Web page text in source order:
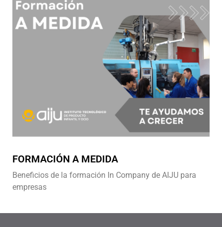
FORMACIÓN A MEDIDA
Beneficios de la formación In Company de AIJU para
empresas